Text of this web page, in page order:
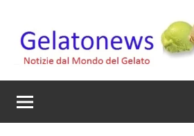
contenuto
Gelato
News
mondo
del